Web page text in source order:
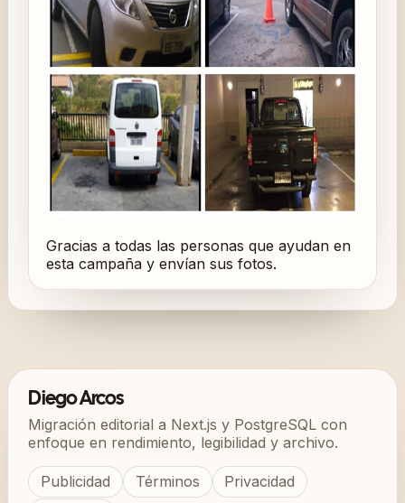
Gracias a todas las personas que ayudan en
esta campaña y envían sus fotos.
Diego Arcos
Migración editorial a Next.js y PostgreSQL con
enfoque en rendimiento, legibilidad y archivo.
Publicidad Términos Privacidad